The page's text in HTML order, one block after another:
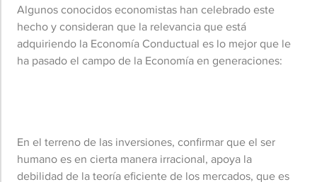
Algunos conocidos economistas han celebrado este
hecho y consideran que la relevancia que está
adquiriendo la Economía Conductual es lo mejor que le
ha pasado el campo de la Economía en generaciones:
En el terreno de las inversiones, confirmar que el ser
humano es en cierta manera irracional, apoya la
debilidad de la teoría eficiente de los mercados, que es